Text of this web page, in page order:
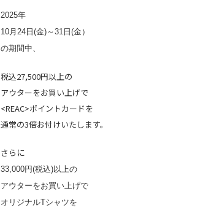
2025年
10月24日(金)～31日(金）
の期間中、
税込27,500円以上の
アウターをお買い上げで
<REAC>ポイントカードを
通常の3倍お付けいたします。
さらに
33,000円(税込)以上の
アウターをお買い上げで
オリジナルTシャツを